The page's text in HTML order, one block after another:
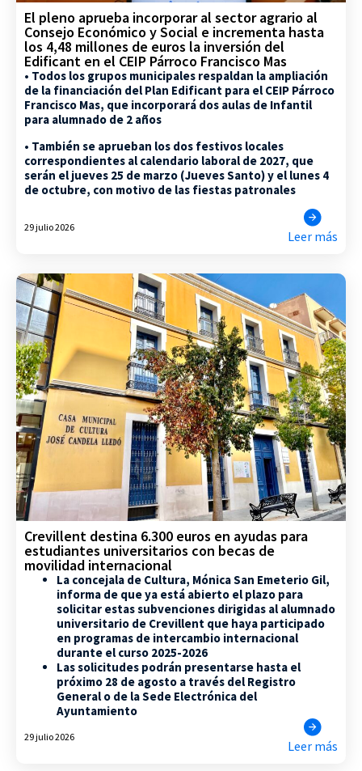
El pleno aprueba incorporar al sector agrario al
Consejo Económico y Social e incrementa hasta
los 4,48 millones de euros la inversión del
Edificant en el CEIP Párroco Francisco Mas
• Todos los grupos municipales respaldan la ampliación
de la financiación del Plan Edificant para el CEIP Párroco
Francisco Mas, que incorporará dos aulas de Infantil
para alumnado de 2 años
• También se aprueban los dos festivos locales
correspondientes al calendario laboral de 2027, que
serán el jueves 25 de marzo (Jueves Santo) y el lunes 4
de octubre, con motivo de las fiestas patronales
29 julio 2026
Leer más
Crevillent destina 6.300 euros en ayudas para
estudiantes universitarios con becas de
movilidad internacional
La concejala de Cultura, Mónica San Emeterio Gil,
informa de que ya está abierto el plazo para
solicitar estas subvenciones dirigidas al alumnado
universitario de Crevillent que haya participado
en programas de intercambio internacional
durante el curso 2025-2026
Las solicitudes podrán presentarse hasta el
próximo 28 de agosto a través del Registro
General o de la Sede Electrónica del
Ayuntamiento
29 julio 2026
Leer más